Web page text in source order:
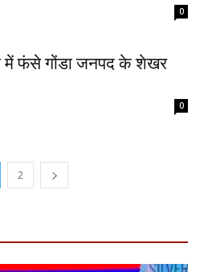
0
में फंसे गोंडा जनपद के शेखर
0
2